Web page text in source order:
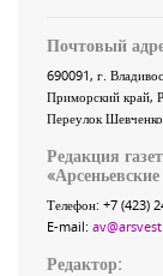
Почтовый
690091, г.
Приморский край,
Переулок Шевченко
Редакция
«
Телефон: +7 (423)
E-mail:
Редактор: